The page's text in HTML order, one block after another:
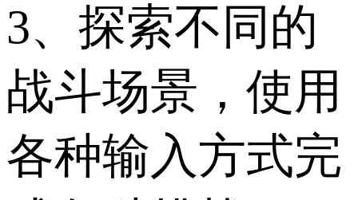
3、探索不同的
战斗场景，使用
各种输入方式完